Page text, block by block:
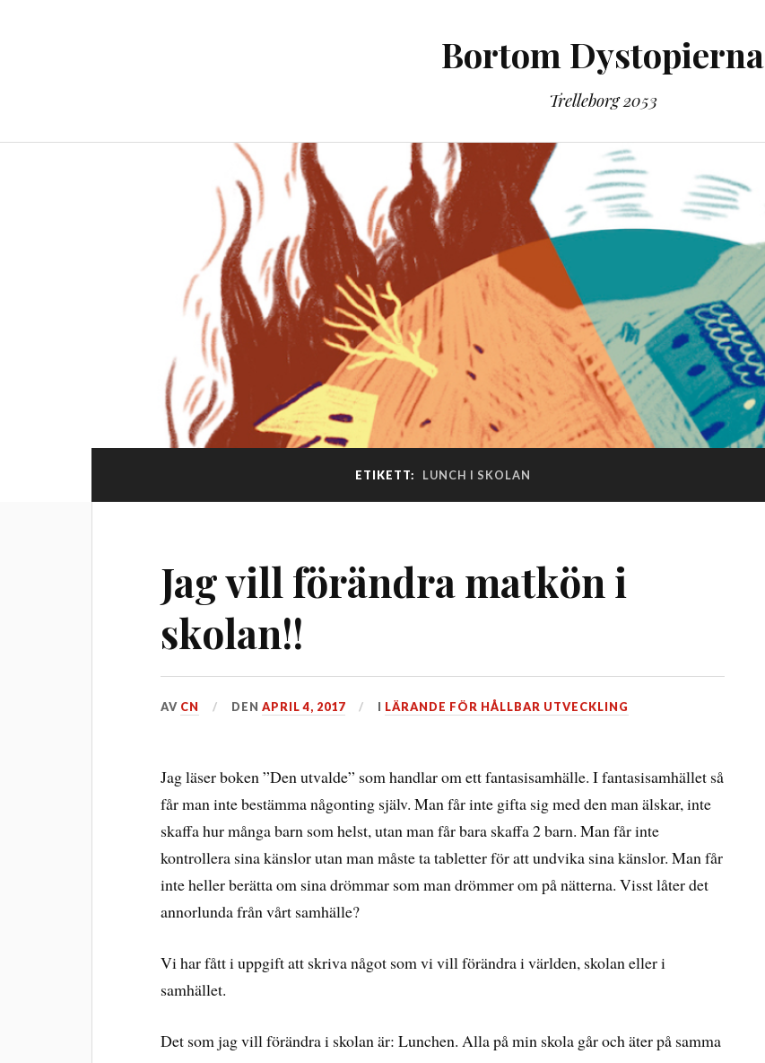
Bortom Dystopierna
Trelleborg 2053
ETIKETT: LUNCH I SKOLAN
Jag vill förändra matkön i
skolan!!
AV CN DENAPRIL 4, 2017 I LÄRANDE FÖR HÅLLBAR UTVECKLING
Jag läser boken ”Den utvalde” som handlar om ett fantasisamhälle. I fantasisamhället så
får man inte bestämma någonting själv. Man får inte gifta sig med den man älskar, inte
skaffa hur många barn som helst, utan man får bara skaffa 2 barn. Man får inte
kontrollera sina känslor utan man måste ta tabletter för att undvika sina känslor. Man får
inte heller berätta om sina drömmar som man drömmer om på nätterna. Visst låter det
annorlunda från vårt samhälle?
Vi har fått i uppgift att skriva något som vi vill förändra i världen, skolan eller i
samhället.
Det som jag vill förändra i skolan är: Lunchen. Alla på min skola går och äter på samma